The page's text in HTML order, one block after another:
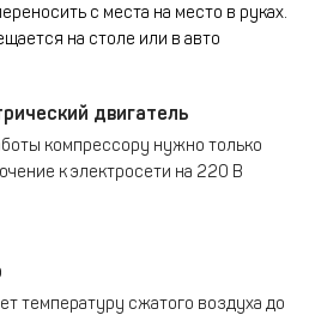
с места на место в руках.
на столе или в авто
двигатель
компрессору нужно только
к электросети на 220 В
температуру сжатого воздуха до